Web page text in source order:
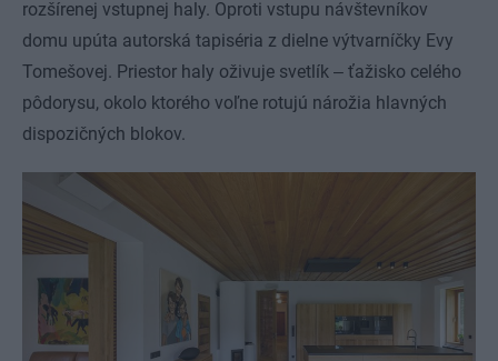
rozšírenej vstupnej haly. Oproti vstupu návštevníkov
domu upúta autorská tapiséria z dielne výtvarníčky Evy
Tomešovej. Priestor haly oživuje svetlík ‒ ťažisko celého
pôdorysu, okolo ktorého voľne rotujú nárožia hlavných
dispozičných blokov.